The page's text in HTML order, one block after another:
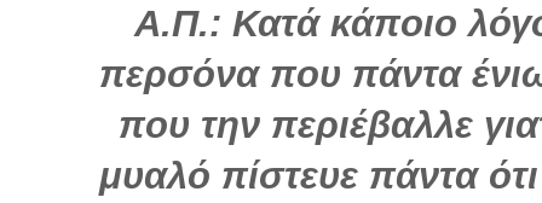
Α.Π.: Κατά κάποιο
περσόνα που πάντα
που την περιέβαλλε
μυαλό πίστευε πάντα